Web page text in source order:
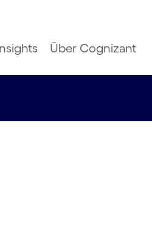
Über Cognizant